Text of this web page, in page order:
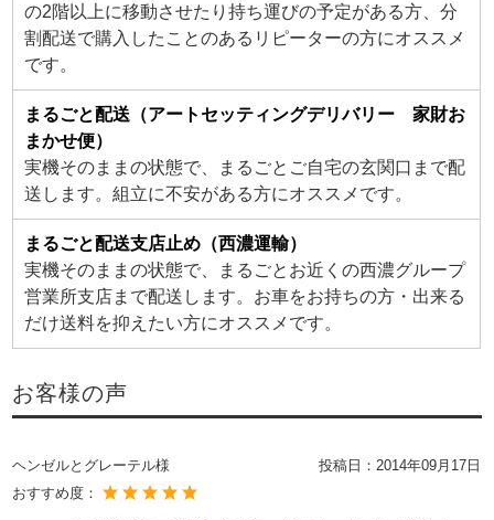
の2階以上に移動させたり持ち運びの予定がある方、分
割配送で購入したことのあるリピーターの方にオススメ
です。
まるごと配送（アートセッティングデリバリー 家財お
まかせ便）
実機そのままの状態で、まるごとご自宅の玄関口まで配
送します。組立に不安がある方にオススメです。
まるごと配送支店止め（西濃運輸）
実機そのままの状態で、まるごとお近くの西濃グループ
営業所支店まで配送します。お車をお持ちの方・出来る
だけ送料を抑えたい方にオススメです。
お客様の声
ヘンゼルとグレーテル様 投稿日： 2014年09月17日
おすすめ度：